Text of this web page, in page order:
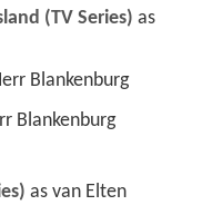
(TV Series)
as
Blankenburg
Blankenburg
as van Elten